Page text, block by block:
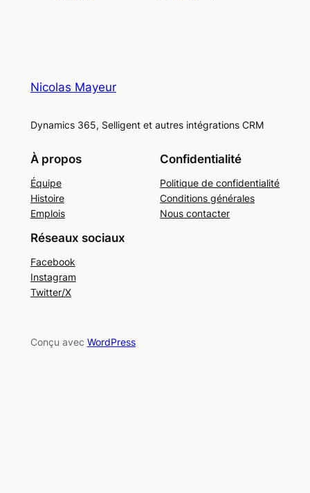
Nicolas Mayeur
Dynamics 365, Selligent et autres intégrations CRM
À propos
Équipe
Histoire
Emplois
Confidentialité
Politique de confidentialité
Conditions générales
Nous contacter
Réseaux sociaux
Facebook
Instagram
Twitter/X
Conçu avec WordPress